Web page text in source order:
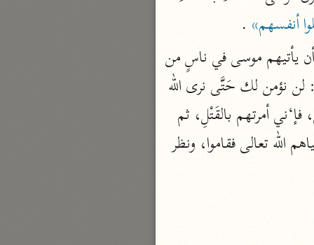
الدر المنثور
جلال الدين السيوطي (٩١١ هـ)
نحو ١٣ مجلدًا
القرآن العظيم مسندًا
ابن أبي حاتم الرازي (٣٢٧ هـ)
نحو ١٠ مجلدات
مقاتل بن سليمان
أنفسهم» .
اخترت من أنفسهم هؤلاء، فإذا رجعت إليهم، وليس معي منهم أحد فماذا أقول لهم؟ فأحياهم الله تعالى فقاموا، ونظر